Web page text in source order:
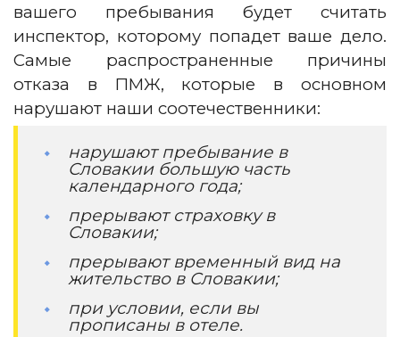
вашего пребывания будет считать
инспектор, которому попадет ваше дело.
Самые распространенные причины
отказа в ПМЖ, которые в основном
нарушают наши соотечественники:
нарушают пребывание в
Словакии большую часть
календарного года;
прерывают страховку в
Словакии;
прерывают временный вид на
жительство в Словакии;
при условии, если вы
прописаны в отеле.